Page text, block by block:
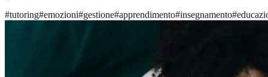
#tutoring#emozioni#gestione#apprendimento#insegnamento#